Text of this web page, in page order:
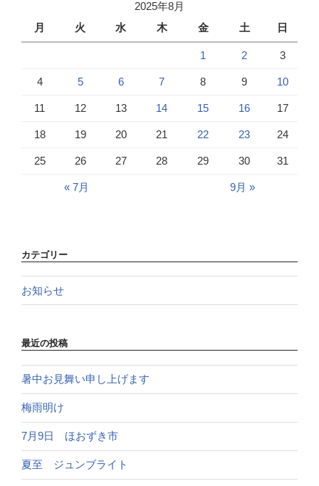
2025年8月
月
火 水 木 金 土 日
1 2 3
4 5 6 7 8 9 10
11 12 13 14 15 16 17
18 19 20 21 22 23 24
25 26 27 28 29 30 31
« 7月 9月 »
カテゴリー
お知らせ
最近の投稿
暑中お見舞い申し上げます
梅雨明け
7月9日 ほおずき市
夏至 ジュンブライト